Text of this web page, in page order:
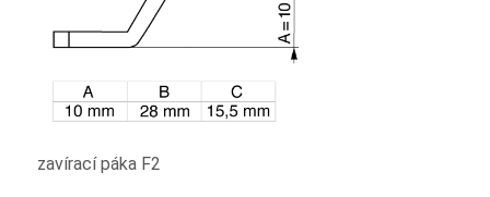
zavírací páka F2